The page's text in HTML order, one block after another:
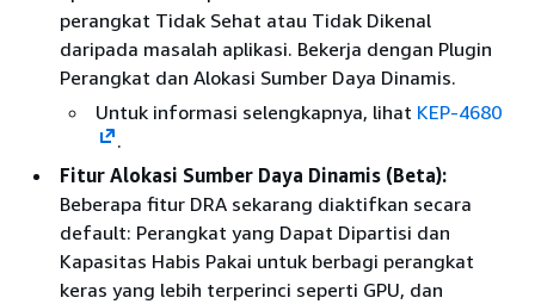
perangkat Tidak Sehat atau Tidak Dikenal
daripada masalah aplikasi. Bekerja dengan Plugin
Perangkat dan Alokasi Sumber Daya Dinamis.
Untuk informasi selengkapnya, lihat KEP-4680
.
Fitur Alokasi Sumber Daya Dinamis (Beta):
Beberapa fitur DRA sekarang diaktifkan secara
default: Perangkat yang Dapat Dipartisi dan
Kapasitas Habis Pakai untuk berbagi perangkat
keras yang lebih terperinci seperti GPU, dan